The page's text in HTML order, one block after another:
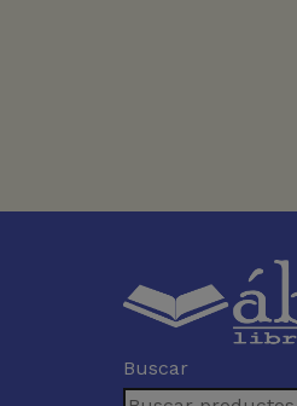
Buscar